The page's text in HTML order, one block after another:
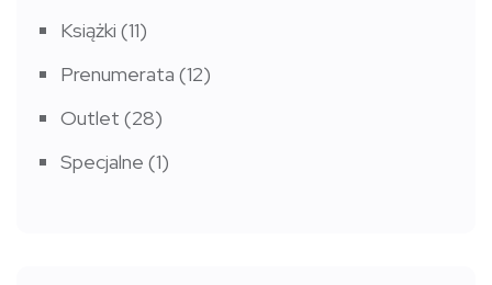
Książki (11)
Prenumerata (12)
Outlet (28)
Specjalne (1)